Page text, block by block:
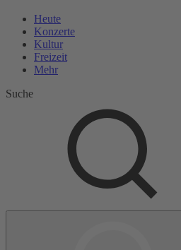
Heute
Konzerte
Kultur
Freizeit
Mehr
Suche